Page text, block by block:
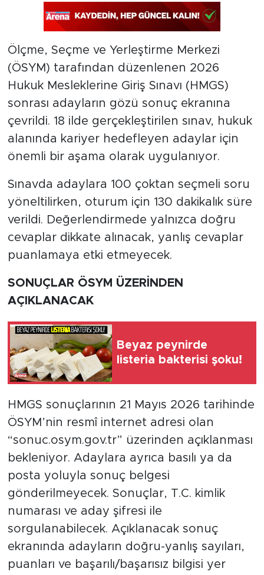
Ölçme, Seçme ve Yerleştirme Merkezi
(ÖSYM) tarafından düzenlenen 2026
Hukuk Mesleklerine Giriş Sınavı (HMGS)
sonrası adayların gözü sonuç ekranına
çevrildi. 18 ilde gerçekleştirilen sınav, hukuk
alanında kariyer hedefleyen adaylar için
önemli bir aşama olarak uygulanıyor.
Sınavda adaylara 100 çoktan seçmeli soru
yöneltilirken, oturum için 130 dakikalık süre
verildi. Değerlendirmede yalnızca doğru
cevaplar dikkate alınacak, yanlış cevaplar
puanlamaya etki etmeyecek.
SONUÇLAR ÖSYM ÜZERİNDEN
AÇIKLANACAK
Beyaz peynirde
listeria bakterisi şoku!
HMGS sonuçlarının 21 Mayıs 2026 tarihinde
ÖSYM’nin resmî internet adresi olan
“sonuc.osym.gov.tr” üzerinden açıklanması
bekleniyor. Adaylara ayrıca basılı ya da
posta yoluyla sonuç belgesi
gönderilmeyecek. Sonuçlar, T.C. kimlik
numarası ve aday şifresi ile
sorgulanabilecek. Açıklanacak sonuç
ekranında adayların doğru-yanlış sayıları,
puanları ve başarılı/başarısız bilgisi yer